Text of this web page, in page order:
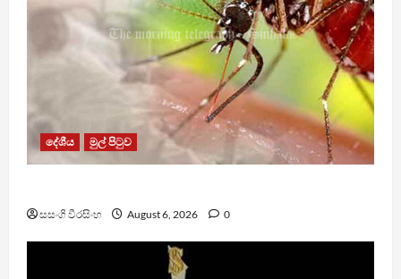
දේශීය මුල් පිටුව
සසංගි වීරසිංහ August 6, 2026 0